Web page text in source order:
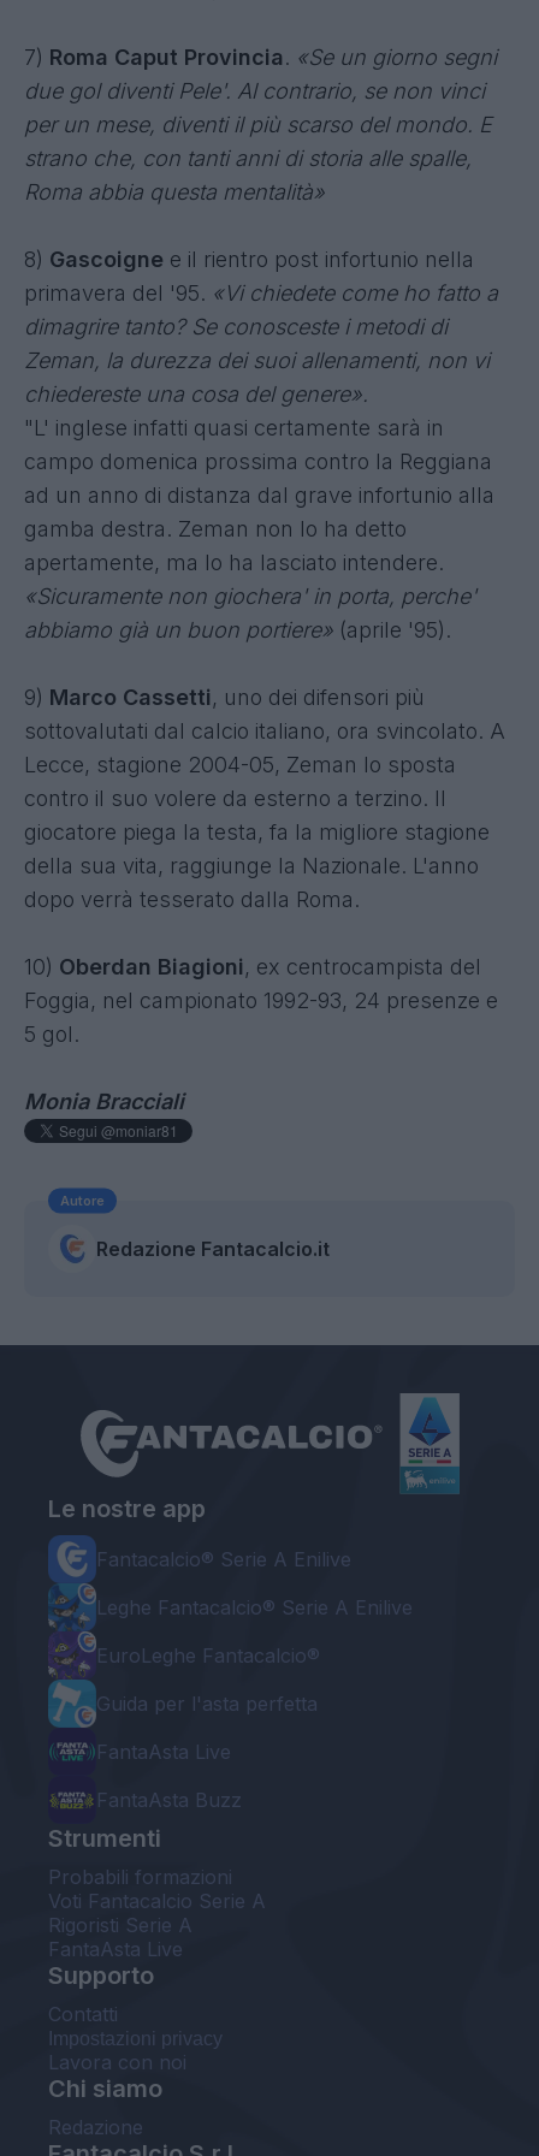
7) Roma Caput Provincia. «Se un giorno segni
due gol diventi Pele'. Al contrario, se non vinci
per un mese, diventi il più scarso del mondo. E
strano che, con tanti anni di storia alle spalle,
Roma abbia questa mentalità»
8) Gascoigne e il rientro post infortunio nella
primavera del '95. «Vi chiedete come ho fatto a
dimagrire tanto? Se conosceste i metodi di
Zeman, la durezza dei suoi allenamenti, non vi
chiedereste una cosa del genere».
"L' inglese infatti quasi certamente sarà in
campo domenica prossima contro la Reggiana
ad un anno di distanza dal grave infortunio alla
gamba destra. Zeman non lo ha detto
apertamente, ma lo ha lasciato intendere.
«Sicuramente non giochera' in porta, perche'
abbiamo già un buon portiere» (aprile '95).
9) Marco Cassetti, uno dei difensori più
sottovalutati dal calcio italiano, ora svincolato. A
Lecce, stagione 2004-05, Zeman lo sposta
contro il suo volere da esterno a terzino. Il
giocatore piega la testa, fa la migliore stagione
della sua vita, raggiunge la Nazionale. L'anno
dopo verrà tesserato dalla Roma.
10) Oberdan Biagioni, ex centrocampista del
Foggia, nel campionato 1992-93, 24 presenze e
5 gol.
Monia Bracciali
Autore
Redazione Fantacalcio.it
Le nostre app
Fantacalcio® Serie A Enilive
Leghe Fantacalcio® Serie A Enilive
EuroLeghe Fantacalcio®
Guida per l'asta perfetta
FantaAsta Live
FantaAsta Buzz
Strumenti
Probabili formazioni
Voti Fantacalcio Serie A
Rigoristi Serie A
FantaAsta Live
Supporto
Contatti
Impostazioni privacy
Lavora con noi
Chi siamo
Redazione